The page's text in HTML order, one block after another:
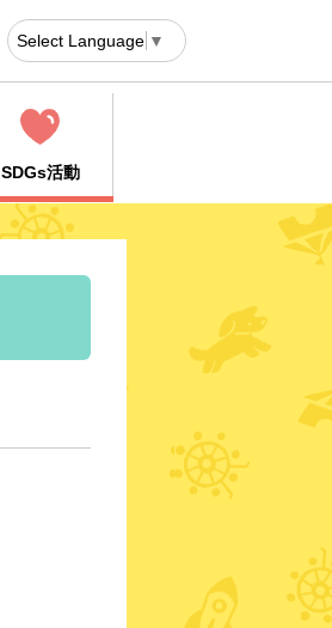
Select Language ▼
SDGs活動